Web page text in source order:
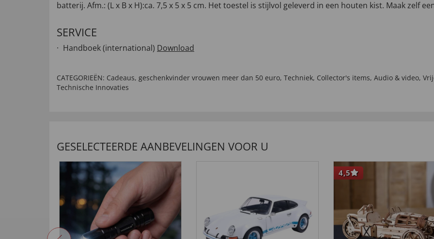
batterij. Afm.: (L x B x H):ca. 7,5 x 5 x 5 cm. Het toestel is stijlvol geleverd in een houten kist. Maak zelf
SERVICE
Handboek (international) Download
CATEGORIEËN: Cadeaus, geschenkvinder vrouwen meer dan 50 euro, Techniek, Collector's items, Audio & video,
Technische Innovaties
GESELECTEERDE AANBEVELINGEN VOOR U
4,5